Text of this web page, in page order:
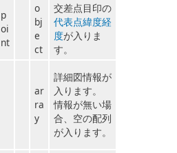
p
oi
nt
o
bj
e
ct
交差点目印の
代表点緯度経
度が入りま
す。
ar
ra
y
詳細図情報が
入ります。
情報が無い場
合、空の配列
が入ります。